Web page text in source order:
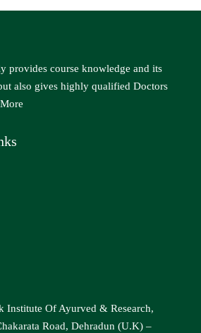
provides course knowledge and its
also gives highly qualified Doctors
Institute Of Ayurved & Research,
Road, Dehradun (U.K) –